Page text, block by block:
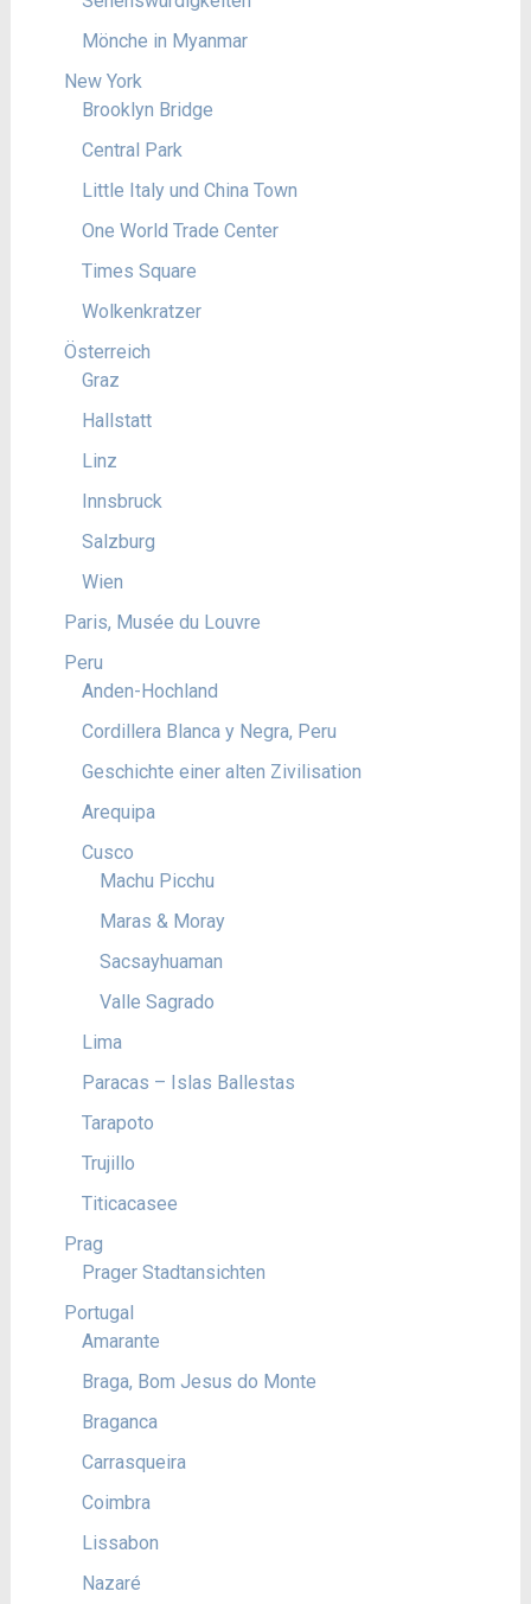
Mönche in Myanmar
New York
Brooklyn Bridge
Central Park
Little Italy und China Town
One World Trade Center
Times Square
Wolkenkratzer
Österreich
Graz
Hallstatt
Linz
Innsbruck
Salzburg
Wien
Paris, Musée du Louvre
Peru
Anden-Hochland
Cordillera Blanca y Negra, Peru
Geschichte einer alten Zivilisation
Arequipa
Cusco
Machu Picchu
Maras & Moray
Sacsayhuaman
Valle Sagrado
Lima
Paracas – Islas Ballestas
Tarapoto
Trujillo
Titicacasee
Prag
Prager Stadtansichten
Portugal
Amarante
Braga, Bom Jesus do Monte
Braganca
Carrasqueira
Coimbra
Lissabon
Nazaré